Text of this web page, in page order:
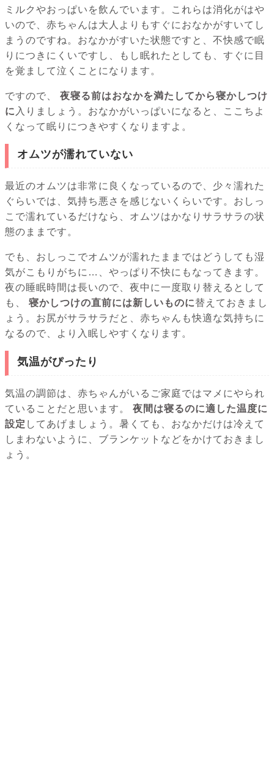
ミルクやおっぱいを飲んでいます。これらは消化がはや
いので、赤ちゃんは大人よりもすぐにおなかがすいてし
まうのですね。おなかがすいた状態ですと、不快感で眠
りにつきにくいですし、もし眠れたとしても、すぐに目
を覚まして泣くことになります。
ですので、
夜寝る前はおなかを満たしてから寝かしつけ
に 入りましょう。おなかがいっぱいになると、ここちよ
くなって眠りにつきやすくなりますよ。
オムツが濡れていない
最近のオムツは非常に良くなっているので、少々濡れた
ぐらいでは、気持ち悪さを感じないくらいです。おしっ
こで濡れているだけなら、オムツはかなりサラサラの状
態のままです。
でも、おしっこでオムツが濡れたままではどうしても湿
気がこもりがちに…、やっぱり不快にもなってきます。
夜の睡眠時間は長いので、夜中に一度取り替えるとして
も、
寝かしつけの直前には新しいものに替えておきまし
ょう。お尻がサラサラだと、赤ちゃんも快適な気持ちに
なるので、より入眠しやすくなります。
気温がぴったり
気温の調節は、赤ちゃんがいるご家庭ではマメにやられ
ていることだと思います。
夜間は寝るのに適した温度に
設定 してあげましょう。暑くても、おなかだけは冷えて
しまわないように、ブランケットなどをかけておきまし
ょう。